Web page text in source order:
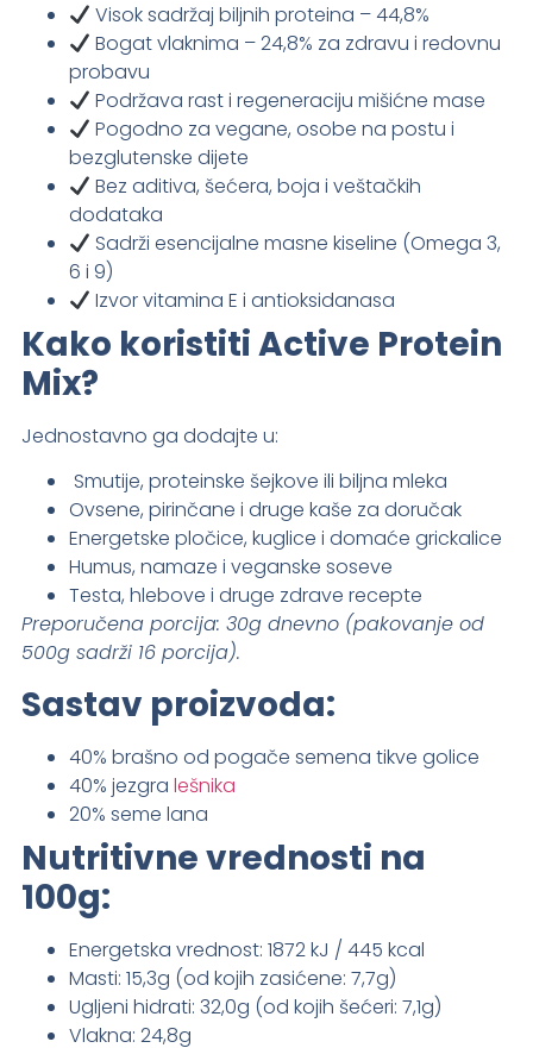
Visok sadržaj biljnih proteina – 44,8%
Bogat vlaknima – 24,8% za zdravu i redovnu
probavu
Podržava rast i regeneraciju mišićne mase
Pogodno za vegane, osobe na postu i
bezglutenske dijete
Bez aditiva, šećera, boja i veštačkih
dodataka
Sadrži esencijalne masne kiseline (Omega 3,
6 i 9)
Izvor vitamina E i antioksidanasa
Kako koristiti Active Protein
Mix?
Jednostavno ga dodajte u:
Smutije, proteinske šejkove ili biljna mleka
Ovsene, pirinčane i druge kaše za doručak
Energetske pločice, kuglice i domaće grickalice
Humus, namaze i veganske soseve
Testa, hlebove i druge zdrave recepte
Preporučena porcija: 30g dnevno (pakovanje od
500g sadrži 16 porcija).
Sastav proizvoda:
40% brašno od pogače semena tikve golice
40% jezgra lešnika
20% seme lana
Nutritivne vrednosti na
100g:
Energetska vrednost: 1872 kJ / 445 kcal
Masti: 15,3g (od kojih zasićene: 7,7g)
Ugljeni hidrati: 32,0g (od kojih šećeri: 7,1g)
Vlakna: 24,8g